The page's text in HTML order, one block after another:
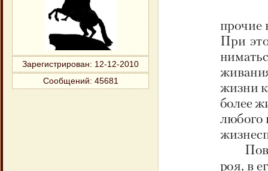
Зарегистрирован: 12-12-2010
Сообщений: 45681